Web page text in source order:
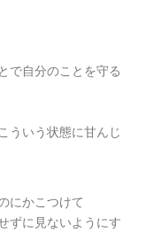
で自分のことを守る
ういう状態に甘んじ
にかこつけて
ずに見ないようにす